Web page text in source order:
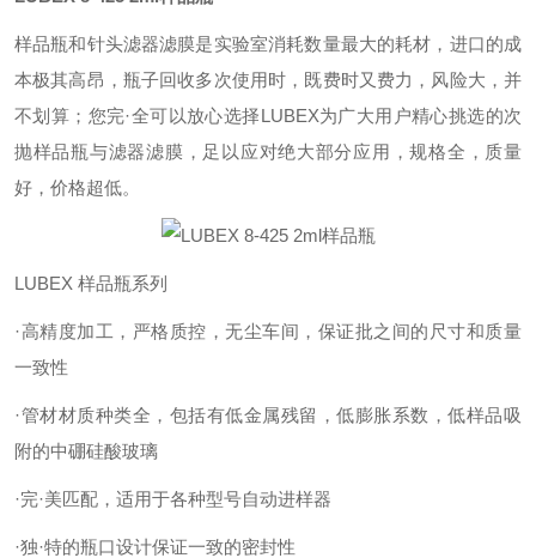
样品瓶和针头滤器滤膜是实验室消耗数量最大的耗材，进口的成
本极其高昂，瓶子回收多次使用时，既费时又费力，风险大，并
不划算；您完·全可以放心选择LUBEX为广大用户精心挑选的次
抛样品瓶与滤器滤膜，足以应对绝大部分应用，规格全，质量
好，价格超低。
LUBEX 样品瓶系列
·高精度加工，严格质控，无尘车间，保证批之间的尺寸和质量
一致性
·管材材质种类全，包括有低金属残留，低膨胀系数，低样品吸
附的中硼硅酸玻璃
·完·美匹配，适用于各种型号自动进样器
·独·特的瓶口设计保证一致的密封性